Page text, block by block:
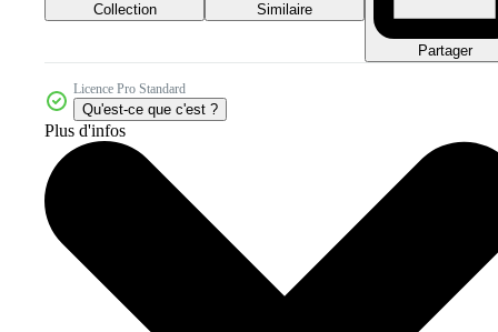
Collection Similaire
Partager
Licence Pro Standard
Qu'est-ce que c'est ?
Plus d'infos